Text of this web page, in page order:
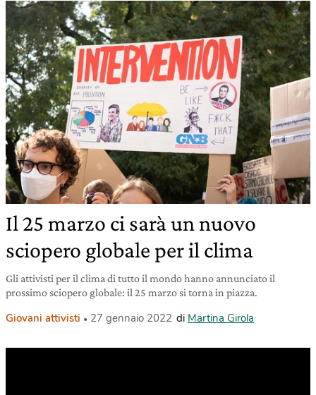
Il 25 marzo ci sarà un nuovo
sciopero globale per il clima
Gli attivisti per il clima di tutto il mondo hanno annunciato il
prossimo sciopero globale: il 25 marzo si torna in piazza.
Giovani attivisti 27 gennaio 2022 di Martina Girola